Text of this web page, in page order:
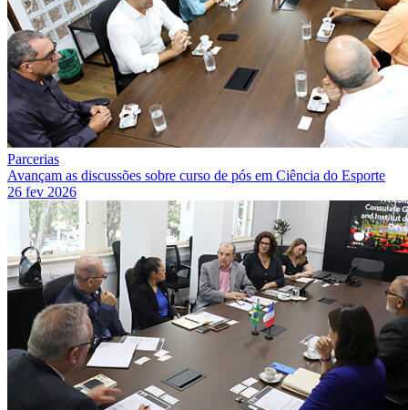
Parcerias
Avançam as discussões sobre curso de pós em Ciência do Esporte
26 fev 2026